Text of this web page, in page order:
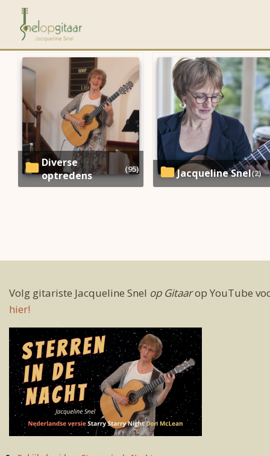
Diverse
optredens
(95) Jacqueline Snel(2)
Volg gitariste Jacqueline Snel op Gitaarop YouTube
hier!